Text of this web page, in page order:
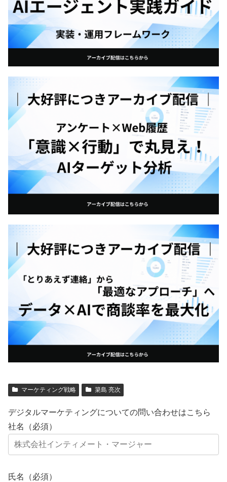
マーケティング戦略 簗島 亮次
デジタルマーケティングについての問い合わせはこちら
社名（必須）
氏名（必須）